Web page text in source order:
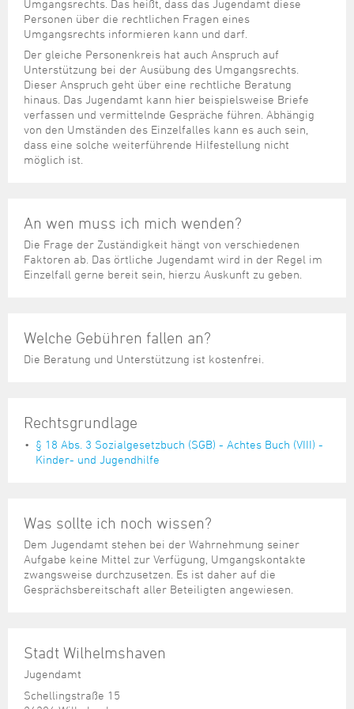
Verkehr und Mobilität
Wohnen, Bauen
Wahlen
Schule
Sterbefall
Studium
Umzug und Neubürger
Wohnen und Verbrauchen
Formulare
Politik & Verwaltung
Pressemitteilungen
Städtische Dienststellen
Wirtschaftsstruktur
Regionale Kooperationen
Unterstützung für ExistenzgründerInnen
Zukunftsregion JadeBay
Stadtbibliothek
Volkshochschule
Weiterbildung
Stadt Wilhelmshaven
Unterkünfte
Kulturzentrum Pumpwerk
Maritime Meile
Museen und Ausstellungen
Schiffe, Häfen und Meer erleben
Sportangebot
Städtepartnerschaften
Stadtpark
Veranstaltungsorte
Umgangsrechts. Das heißt, dass das Jugendamt diese
Personen über die rechtlichen Fragen eines
Umgangsrechts informieren kann und darf.
Der gleiche Personenkreis hat auch Anspruch auf
Unterstützung bei der Ausübung des Umgangsrechts.
Dieser Anspruch geht über eine rechtliche Beratung
hinaus. Das Jugendamt kann hier beispielsweise Briefe
verfassen und vermittelnde Gespräche führen. Abhängig
von den Umständen des Einzelfalles kann es auch sein,
dass eine solche weiterführende Hilfestellung nicht
möglich ist.
An wen muss ich mich wenden?
Die Frage der Zuständigkeit hängt von verschiedenen
Faktoren ab. Das örtliche Jugendamt wird in der Regel im
Einzelfall gerne bereit sein, hierzu Auskunft zu geben.
Welche Gebühren fallen an?
Die Beratung und Unterstützung ist kostenfrei.
Rechtsgrundlage
§ 18 Abs. 3 Sozialgesetzbuch (SGB) - Achtes Buch (VIII) -
Kinder- und Jugendhilfe
Was sollte ich noch wissen?
Dem Jugendamt stehen bei der Wahrnehmung seiner
Aufgabe keine Mittel zur Verfügung, Umgangskontakte
zwangsweise durchzusetzen. Es ist daher auf die
Gesprächsbereitschaft aller Beteiligten angewiesen.
Stadt Wilhelmshaven
Jugendamt
Schellingstraße 15